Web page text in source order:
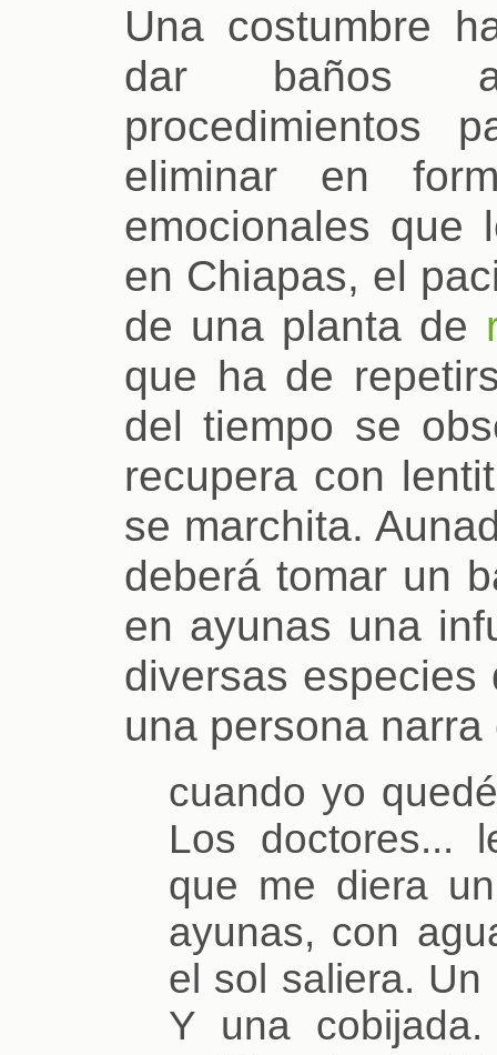
Una costumbre
dar baños
procedimientos
eliminar en
emocionales que
en Chiapas, el
de una planta de
que ha de
del tiempo se
recupera con
se marchita.
deberá tomar un
en ayunas una
diversas
una persona
cuando yo
Los doctores...
que me diera
ayunas, con
el sol saliera.
Y una